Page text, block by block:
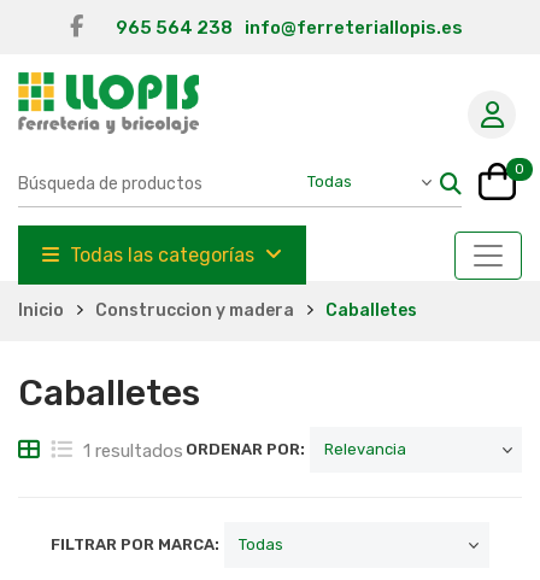
965 564 238 info@ferreteriallopis.es
0
Todas las categorías
Inicio Construccion y madera Caballetes
Caballetes
1 resultados ORDENAR POR:
FILTRAR POR MARCA: